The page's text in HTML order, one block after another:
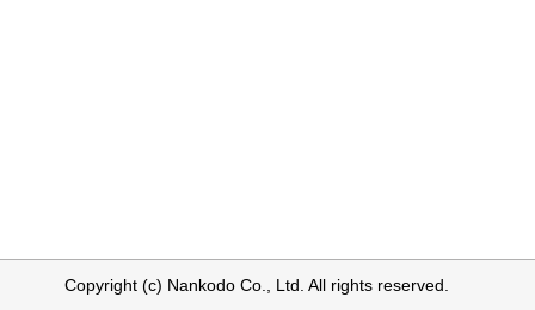
Copyright (c) Nankodo Co., Ltd. All rights reserved.